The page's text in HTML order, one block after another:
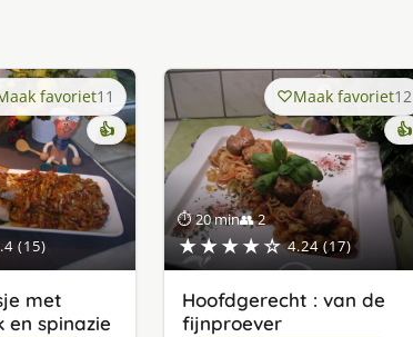
(15)
favoriet11
👍
met
en spinazie
⏱ 20 min👥 2
★★★★☆ 4.24 (17)
Maak favoriet12
👍
Hoofdgerecht : van de
fijnproever